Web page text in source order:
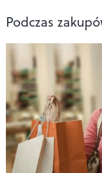
Podczas